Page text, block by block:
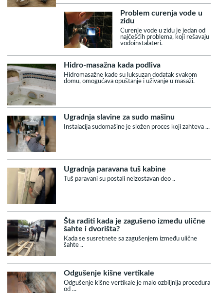
Problem curenja vode u
zidu
Curenje vode u zidu je jedan od
najčešćih problema, koji rešavaju
vodoinstalateri.
Hidro-masažna kada podliva
Hidromasažne kade su luksuzan dodatak svakom
domu, omogućava opuštanje i uživanje u masaži.
Ugradnja slavine za sudo mašinu
Instalacija sudomašine je složen proces koji zahteva ...
Ugradnja paravana tuš kabine
Tuš paravani su postali neizostavan deo ..
Šta raditi kada je zagušeno između ulične
šahte i dvorišta?
Kada se susretnete sa zagušenjem između ulične
šahte ..
Odgušenje kišne vertikale
Odgušenje kišne vertikale je malo ozbiljnija procedura
od ...